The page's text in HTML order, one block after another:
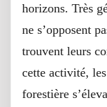
horizons. Très
ne s’opposent
trouvent leurs
cette activité,
forestière